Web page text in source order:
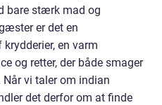
bare stærk mad og
er det en
en varm
og retter, der både smager
vi taler om indian
det derfor om at finde